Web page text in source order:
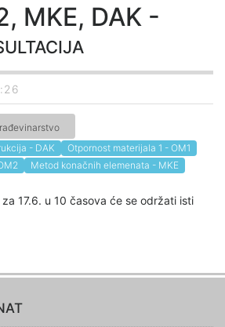
MKE, DAK -
- DAK
Otpornost materijala 1 - OM1
Metod konačnih elemenata - MKE
17.6. u 10 časova će se održati isti